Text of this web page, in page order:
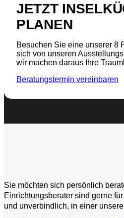
JETZT
PLANEN
Besuchen Sie eine unserer 8
sich von unseren
wir machen daraus Ihre
Beratungstermin vereinbaren
Sie möchten sich persönlich
Einrichtungsberater sind gerne
und unverbindlich, in einer